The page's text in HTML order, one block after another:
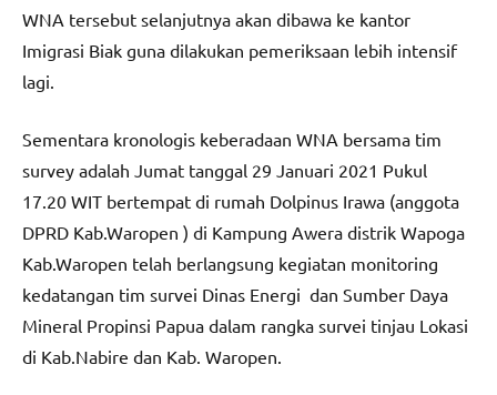
WNA tersebut selanjutnya akan dibawa ke kantor
Imigrasi Biak guna dilakukan pemeriksaan lebih intensif
lagi.
Sementara kronologis keberadaan WNA bersama tim
survey adalah Jumat tanggal 29 Januari 2021 Pukul
17.20 WIT bertempat di rumah Dolpinus Irawa (anggota
DPRD Kab.Waropen ) di Kampung Awera distrik Wapoga
Kab.Waropen telah berlangsung kegiatan monitoring
kedatangan tim survei Dinas Energi dan Sumber Daya
Mineral Propinsi Papua dalam rangka survei tinjau Lokasi
di Kab.Nabire dan Kab. Waropen.